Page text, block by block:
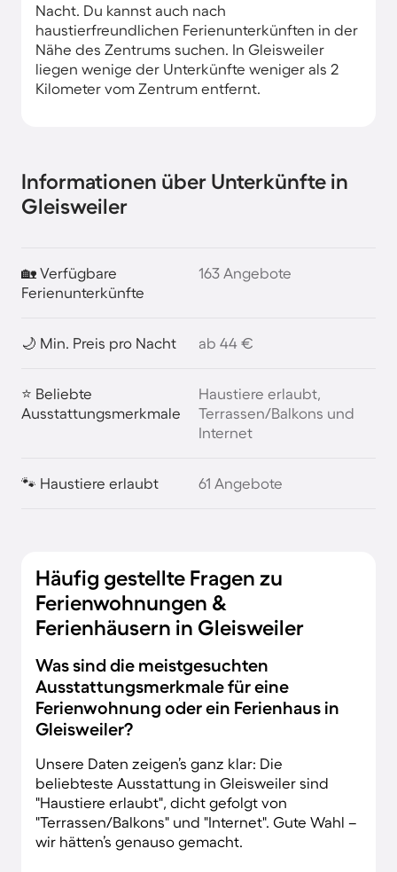
Nacht. Du kannst auch nach
haustierfreundlichen Ferienunterkünften in der
Nähe des Zentrums suchen. In Gleisweiler
liegen wenige der Unterkünfte weniger als 2
Kilometer vom Zentrum entfernt.
Informationen über Unterkünfte in
Gleisweiler
🏡 Verfügbare
Ferienunterkünfte
163 Angebote
🌙 Min. Preis pro Nacht ab 44 €
⭐ Beliebte
Ausstattungsmerkmale
Haustiere erlaubt,
Terrassen/Balkons und
Internet
🐾 Haustiere erlaubt 61 Angebote
Häufig gestellte Fragen zu
Ferienwohnungen &
Ferienhäusern in Gleisweiler
Was sind die meistgesuchten
Ausstattungsmerkmale für eine
Ferienwohnung oder ein Ferienhaus in
Gleisweiler?
Unsere Daten zeigen’s ganz klar: Die
beliebteste Ausstattung in Gleisweiler sind
"Haustiere erlaubt", dicht gefolgt von
"Terrassen/Balkons" und "Internet". Gute Wahl –
wir hätten’s genauso gemacht.